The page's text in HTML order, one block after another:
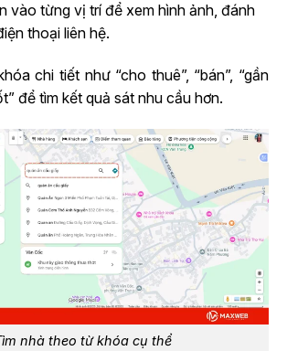
vào từng vị trí để xem hình ảnh, đánh
thoại liên hệ.
chi tiết như “cho thuê”, “bán”, “gần
để tìm kết quả sát nhu cầu hơn.
nhà theo từ khóa cụ thể